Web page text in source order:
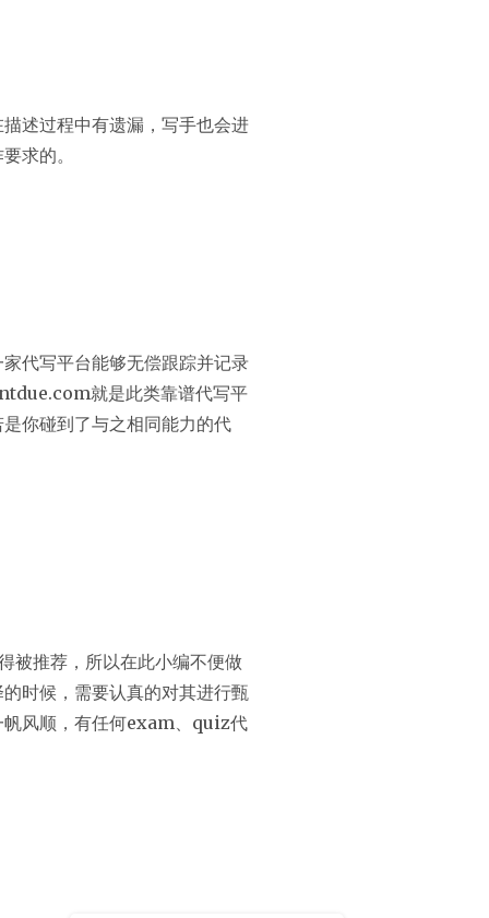
述过程中有遗漏，写手也会进
求的。
代写平台能够无偿跟踪并记录
就是此类靠谱代写平
你碰到了与之相同能力的代
被推荐，所以在此小编不便做
时候，需要认真的对其进行甄
帆风顺，有任何exam、quiz代